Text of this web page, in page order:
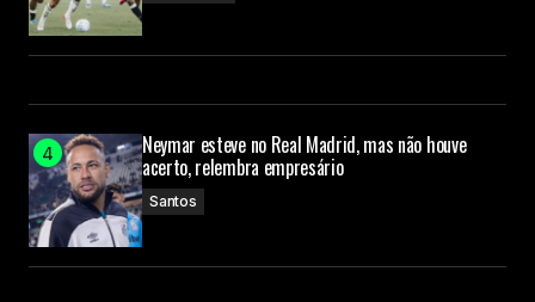
Neymar esteve no Real Madrid, mas não houve
acerto, relembra empresário
Santos